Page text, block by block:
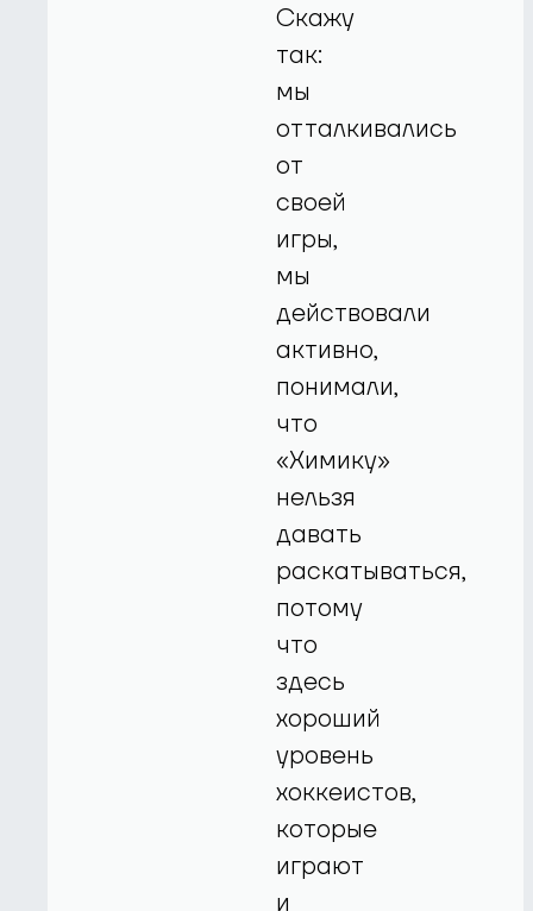
Скажу
так:
мы
отталкивались
от
своей
игры,
мы
действовали
активно,
понимали,
что
«Химику»
нельзя
давать
раскатываться,
потому
что
здесь
хороший
уровень
хоккеистов,
которые
играют
и